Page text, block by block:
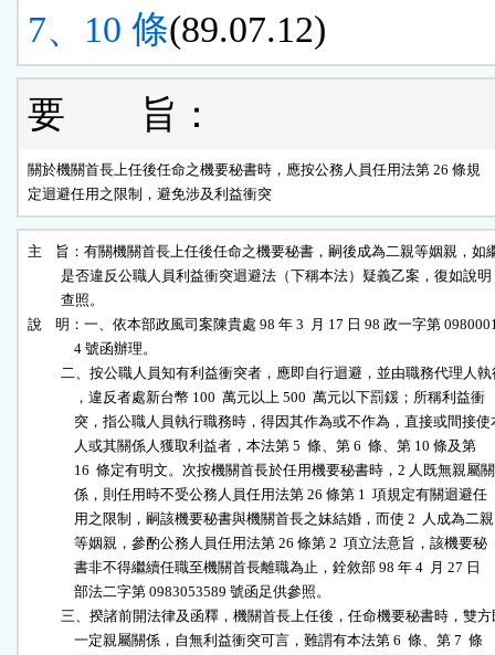
7、10 條(89.07.12)
要 旨：
關於機關首長上任後任命之機要秘書時，應按公務人員任用法第 26 條規
定迴避任用之限制，避免涉及利益衝突
主    旨：有關機關首長上任後任命之機要秘書，嗣後成為二親等姻親，如
是否違反公職人員利益衝突迴避法（下稱本法）疑義乙案，復如說
          查照。
說    明：一、依本部政風司案陳貴處 98 年 3  月 17 日 98 政一字第
              4 號函辦理。
二、按公職人員知有利益衝突者，應即自行迴避，並由職務代理人
              ，違反者處新台幣 100  萬元以上 500  萬元以下罰鍰；所稱利益衝
突，指公職人員執行職務時，得因其作為或不作為，直接或間接使
              人或其關係人獲取利益者，本法第 5  條、第 6  條、第 10 條及第
              16  條定有明文。次按機關首長於任用機要秘書時，2 人既無親屬關
              係，則任用時不受公務人員任用法第 26 條第 1  項規定有關迴避任
              用之限制，嗣該機要秘書與機關首長之妹結婚，而使 2  人成為二親
              等姻親，參酌公務人員任用法第 26 條第 2  項立法意旨，該機要秘
              書非不得繼續任職至機關首長離職為止，銓敘部 98 年 4  月 27 日
              部法二字第 0983053589 號函足供參照。
三、揆諸前開法律及函釋，機關首長上任後，任命機要秘書時，雙
              一定親屬關係，自無利益衝突可言，難謂有本法第 6  條、第 7  條